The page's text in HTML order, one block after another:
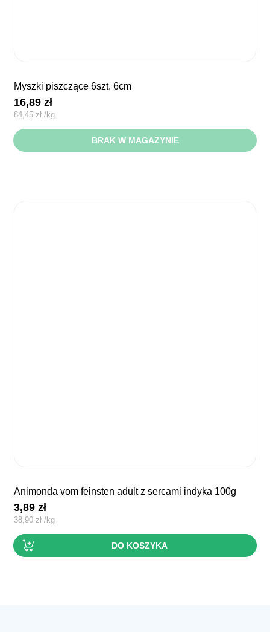
myszki piszczące 6szt. 6cm
16,89zł
84,45zł /kg
BRAK W MAGAZYNIE
animonda vom feinsten adult z sercami indyka 100g
3,89zł
38,90zł /kg
DO KOSZYKA